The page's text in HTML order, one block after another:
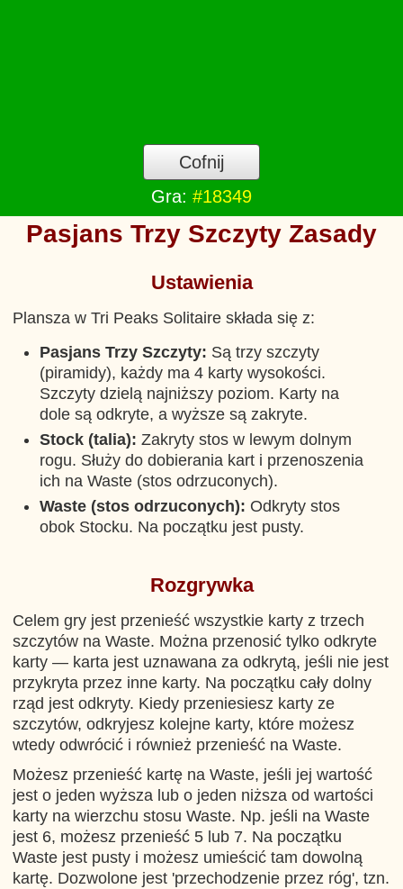
Cofnij
Gra: #18349
Pasjans Trzy Szczyty Zasady
Ustawienia
Plansza w Tri Peaks Solitaire składa się z:
Pasjans Trzy Szczyty: Są trzy szczyty
(piramidy), każdy ma 4 karty wysokości.
Szczyty dzielą najniższy poziom. Karty na
dole są odkryte, a wyższe są zakryte.
Stock (talia): Zakryty stos w lewym dolnym
rogu. Służy do dobierania kart i przenoszenia
ich na Waste (stos odrzuconych).
Waste (stos odrzuconych): Odkryty stos
obok Stocku. Na początku jest pusty.
Rozgrywka
Celem gry jest przenieść wszystkie karty z trzech
szczytów na Waste. Można przenosić tylko odkryte
karty — karta jest uznawana za odkrytą, jeśli nie jest
przykryta przez inne karty. Na początku cały dolny
rząd jest odkryty. Kiedy przeniesiesz karty ze
szczytów, odkryjesz kolejne karty, które możesz
wtedy odwrócić i również przenieść na Waste.
Możesz przenieść kartę na Waste, jeśli jej wartość
jest o jeden wyższa lub o jeden niższa od wartości
karty na wierzchu stosu Waste. Np. jeśli na Waste
jest 6, możesz przenieść 5 lub 7. Na początku
Waste jest pusty i możesz umieścić tam dowolną
kartę. Dozwolone jest 'przechodzenie przez róg', tzn.